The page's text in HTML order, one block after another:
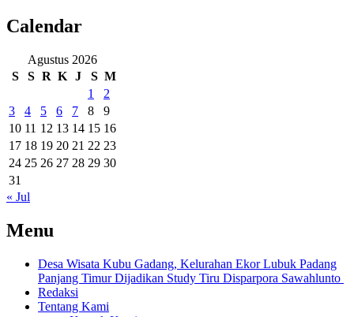
Calendar
Agustus 2026
S
S R K J S M
1
2
3
4 5 6 7 8
9
10 11 12 13 14 15 16
17 18 19 20 21 22 23
24 25 26 27 28 29 30
31
« Jul
Menu
Desa Wisata Kubu Gadang, Kelurahan Ekor Lubuk Padang
Panjang Timur Dijadikan Study Tiru Disparpora Sawahlunto
Redaksi
Tentang Kami